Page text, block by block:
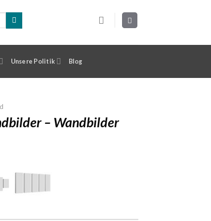
Unsere Politik Blog
– Wandbilder